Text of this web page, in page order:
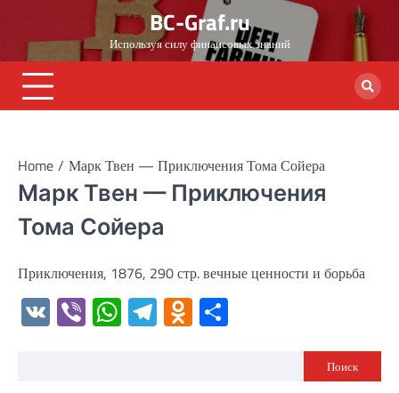
content
BC-Graf.ru
Используя силу финансовых знаний
Home Марк Твен — Приключения Тома Сойера
Марк Твен — Приключения
Тома Сойера
Приключения, 1876, 290 стр. вечные ценности и борьба
VK ViberWhatsApp
Telegram
Odnoklassniki
Поиск